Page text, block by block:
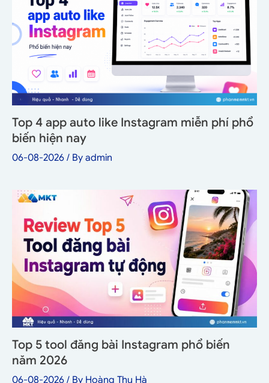
Top 4 app auto like Instagram miễn phí phổ
biến hiện nay
06-08-2026 / By admin
Top 5 tool đăng bài Instagram phổ biến
năm 2026
06-08-2026 / By Hoàng Thu Hà